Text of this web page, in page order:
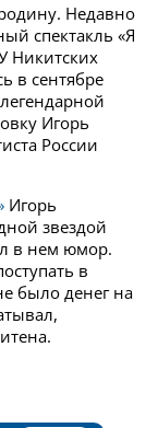
Недавно
спектакль «Я
Никитских
в сентябре
Игорь
России
Игорь
звездой
в нем юмор.
в
было денег на